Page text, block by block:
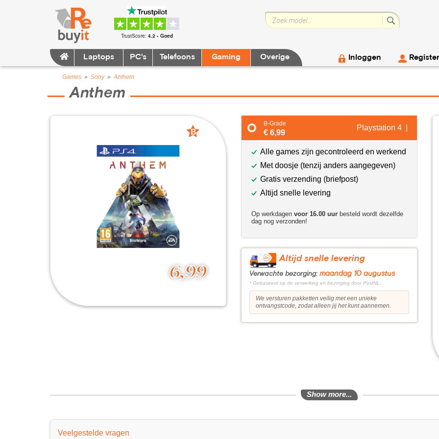
TrustScore: 4.2 • Goed
Laptops PC's Telefoons Gaming Overige Inloggen
Games » Sony» Anthem
Anthem
6,99
B
B-Grade
€ 6,99
Playstation 4 |
Alle games zijn gecontroleerd en werkend
Met doosje (tenzij anders aangegeven)
Gratis verzending (briefpost)
Altijd snelle levering
Op werkdagen voor 16.00 uur besteld wordt dezelfde
dag nog verzonden!
Altijd snelle levering
Verwachte bezorging: maandag 10 augustus
* Gebaseerd op de verwerking en bezorging door PostNL.
We versturen pakketten veilig met een unieke
ontvangstcode, zodat alleen jij het kunt aannemen.
Show more...
Veelgestelde vragen